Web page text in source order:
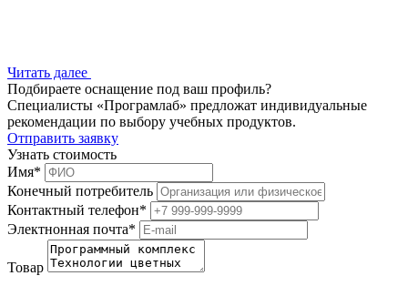
Читать далее
Подбираете оснащение под ваш профиль?
Специалисты «Програмлаб» предложат индивидуальные
рекомендации по выбору учебных продуктов.
Отправить заявку
Узнать стоимость
Имя*
Конечный потребитель
Контактный телефон*
Электнонная почта*
Товар